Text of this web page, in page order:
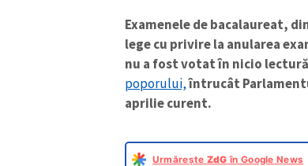
Examenele de bacalaureat,
lege cu privire la anularea
nu a fost votat în nicio
poporului,întrucât
aprilie curent.
Urmărește ZdG în Google News